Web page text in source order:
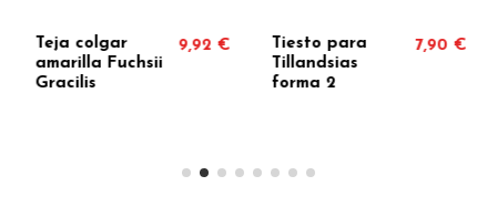
Teja colgar
amarilla Fuchsii
Gracilis
9,92 €
Tiesto para
Tillandsias
forma 2
7,90 €